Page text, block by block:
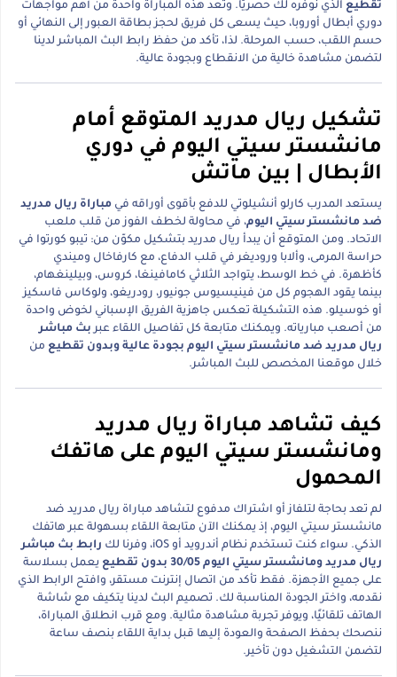
تقطيع الذي نوفره لك حصريًا. وتُعد هذه المباراة واحدة من أهم مواجهات
دوري أبطال أوروبا، حيث يسعى كل فريق لحجز بطاقة العبور إلى النهائي أو
حسم اللقب، حسب المرحلة. لذا، تأكد من حفظ رابط البث المباشر لدينا
لتضمن مشاهدة خالية من الانقطاع وبجودة عالية.
تشكيل ريال مدريد المتوقع أمام
مانشستر سيتي اليوم في دوري
الأبطال | بين ماتش
يستعد المدرب كارلو أنشيلوتي للدفع بأقوى أوراقه في مباراة ريال مدريد
ضد مانشستر سيتي اليوم، في محاولة لخطف الفوز من قلب ملعب
الاتحاد. ومن المتوقع أن يبدأ ريال مدريد بتشكيل مكوّن من: تيبو كورتوا في
حراسة المرمى، وألابا وروديغر في قلب الدفاع، مع كارفاخال وميندي
كأظهرة. في خط الوسط، يتواجد الثلاثي كامافينغا، كروس، وبيلينغهام،
بينما يقود الهجوم كل من فينيسيوس جونيور، رودريغو، ولوكاس فاسكيز
أو خوسيلو. هذه التشكيلة تعكس جاهزية الفريق الإسباني لخوض واحدة
من أصعب مبارياته. ويمكنك متابعة كل تفاصيل اللقاء عبربث مباشر
ريال مدريد ضد مانشستر سيتي اليوم بجودة عالية وبدون تقطيع من
خلال موقعنا المخصص للبث المباشر.
كيف تشاهد مباراة ريال مدريد
ومانشستر سيتي اليوم على هاتفك
المحمول
لم تعد بحاجة لتلفاز أو اشتراك مدفوع لتشاهد مباراة ريال مدريد ضد
مانشستر سيتي اليوم، إذ يمكنك الآن متابعة اللقاء بسهولة عبر هاتفك
الذكي. سواء كنت تستخدم نظام أندرويد أو iOS، وفرنا لك
رابط بث مباشر
ريال مدريد ومانشستر سيتي اليوم 30/05 بدون تقطيع
يعمل بسلاسة
على جميع الأجهزة. فقط تأكد من اتصال إنترنت مستقر، وافتح الرابط الذي
نقدمه، واختر الجودة المناسبة لك. تصميم البث لدينا يتكيف مع شاشة
الهاتف تلقائيًا، ويوفر تجربة مشاهدة مثالية. ومع قرب انطلاق المباراة،
ننصحك بحفظ الصفحة والعودة إليها قبل بداية اللقاء بنصف ساعة
لتضمن التشغيل دون تأخير.